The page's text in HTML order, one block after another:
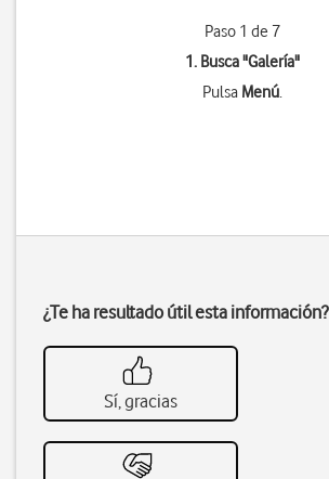
Paso 1 de 7
1. Busca "Galería"
Pulsa Menú.
¿Te ha resultado útil esta información?
Sí, gracias